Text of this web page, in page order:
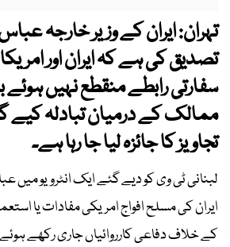
تہران: ایران کے وزیر خارجہ
تصدیق کی ہے کہ ایران اور
سفارتی رابطے منقطع نہیں ہوئے
ممالک کے درمیان تبادلہ کیے
تجاویز کا جائزہ لیا جا رہا ہے۔
لبنانی ٹی وی کو دیے گئے ایک انٹرویو میں
ایران کی مسلح افواج امریکی مفادات یا
کے خلاف دفاعی کارروائیاں جاری رکھے ہوئے